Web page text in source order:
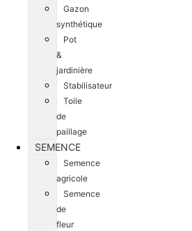
Gazon
synthétique
Pot
&
jardinière
Stabilisateur
Toile
de
paillage
SEMENCE
Semence
agricole
Semence
de
fleur